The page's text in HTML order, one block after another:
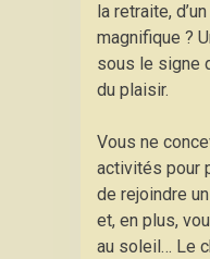
la retraite,
magnifique ?
sous le signe
du plaisir.
Vous ne
activités pour
de rejoindre un
et, en plus,
au soleil… Le